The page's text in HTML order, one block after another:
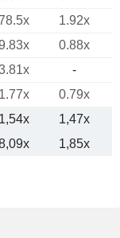
1.92x
0.88x
-
0.79x
1,47x
1,85x